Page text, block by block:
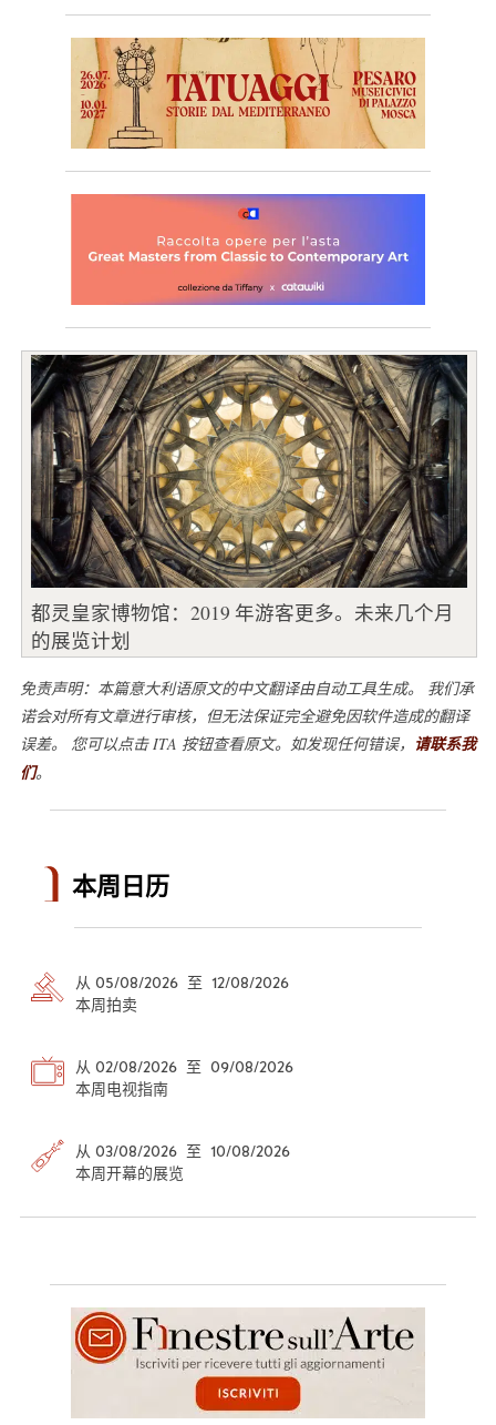
都灵皇家博物馆：2019 年游客更多。未来几个月
的展览计划
免责声明：本篇意大利语原文的中文翻译由自动工具生成。 我们承
诺会对所有文章进行审核，但无法保证完全避免因软件造成的翻译
误差。 您可以点击 ITA 按钮查看原文。如发现任何错误， 请联系我
们。
本周日历
从 05/08/2026 至 12/08/2026
本周拍卖
从 02/08/2026 至 09/08/2026
本周电视指南
从 03/08/2026 至 10/08/2026
本周开幕的展览